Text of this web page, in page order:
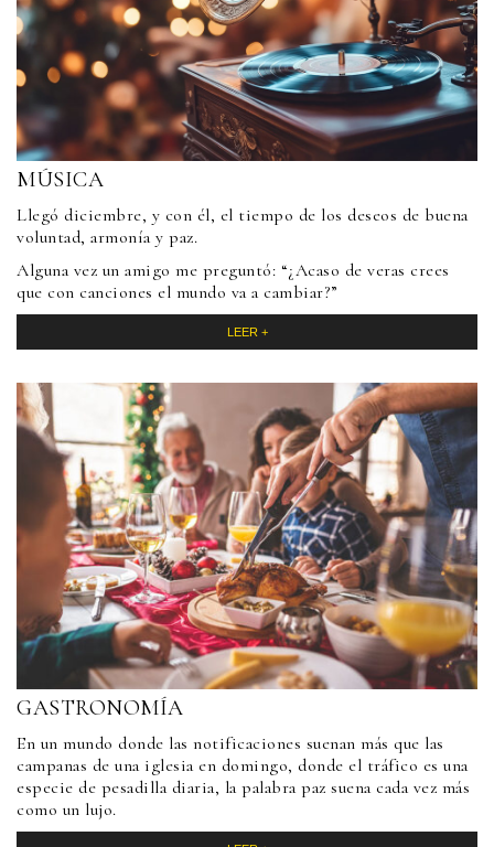
MÚSICA
Llegó diciembre, y con él, el tiempo de los deseos de buena
voluntad, armonía y paz.
Alguna vez un amigo me preguntó: “¿Acaso de veras crees
que con canciones el mundo va a cambiar?”
LEER +
GASTRONOMÍA
En un mundo donde las notificaciones suenan más que las
campanas de una iglesia en domingo, donde el tráfico es una
especie de pesadilla diaria, la palabra paz suena cada vez más
como un lujo.